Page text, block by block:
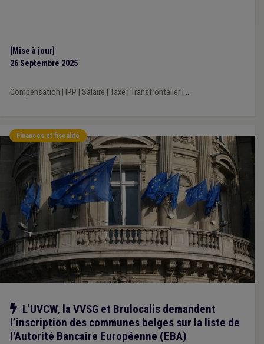
[Mise à jour]
26 Septembre 2025
Compensation IPP Salaire Taxe Transfrontalier| ...
Finances et fiscalité
Notre action
L'UVCW, la VVSG et Brulocalis demandent
l’inscription des communes belges sur la liste de
l'Autorité Bancaire Européenne (EBA)